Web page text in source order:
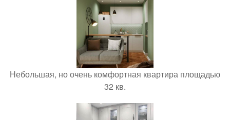
Небольшая, но очень комфортная квартира площадью
32 кв.